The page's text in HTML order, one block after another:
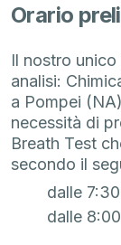
Orario
Il nostro
analisi:
a Pompei
necessità di
Breath Test
secondo il
dalle
dalle